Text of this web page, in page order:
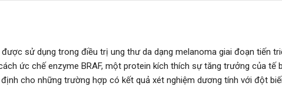
sử dụng trong điều trị ung thư da dạng melanoma giai đoạn tiến
ức chế enzyme BRAF, một protein kích thích sự tăng trưởng của
cho những trường hợp có kết quả xét nghiệm dương tính với đột